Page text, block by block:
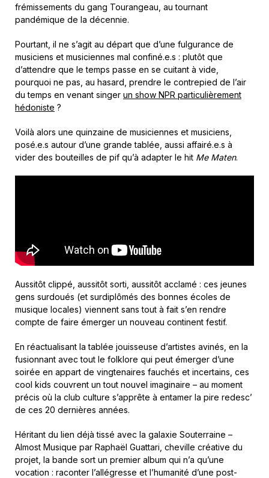
frémissements du gang Tourangeau, au tournant
pandémique de la décennie.
Pourtant, il ne s’agit au départ que d’une fulgurance de
musiciens et musiciennes mal confiné.e.s : plutôt que
d’attendre que le temps passe en se cuitant à vide,
pourquoi ne pas, au hasard, prendre le contrepied de l’air
du temps en venant singer un show NPR particulièrement
hédoniste ?
Voilà alors une quinzaine de musiciennes et musiciens,
posé.e.s autour d’une grande tablée, aussi affairé.e.s à
vider des bouteilles de pif qu’à adapter le hit Me Maten.
Aussitôt clippé, aussitôt sorti, aussitôt acclamé : ces jeunes
gens surdoués (et surdiplômés des bonnes écoles de
musique locales) viennent sans tout à fait s’en rendre
compte de faire émerger un nouveau continent festif.
En réactualisant la tablée jouisseuse d’artistes avinés, en la
fusionnant avec tout le folklore qui peut émerger d’une
soirée en appart de vingtenaires fauchés et incertains, ces
cool kids couvrent un tout nouvel imaginaire – au moment
précis où la club culture s’apprête à entamer la pire redesc’
de ces 20 dernières années.
Héritant du lien déjà tissé avec la galaxie Souterraine –
Almost Musique par Raphaël Guattari, cheville créative du
projet, la bande sort un premier album qui n’a qu’une
vocation : raconter l’allégresse et l’humanité d’une post-